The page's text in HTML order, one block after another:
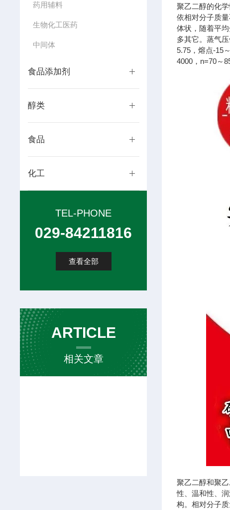
药用辅料
生物化工医药
中间体
食品添加剂
醇类
食品
化工
TEL-PHONE
029-84211816
查看全部
ARTICLE
相关文章
聚乙二醇的化学
依相对分子质
体状，随着平
多其它。蒸气
5.75，熔点-15
4000，n=70～
聚乙二醇和聚
性、温和性、
构。相对分子